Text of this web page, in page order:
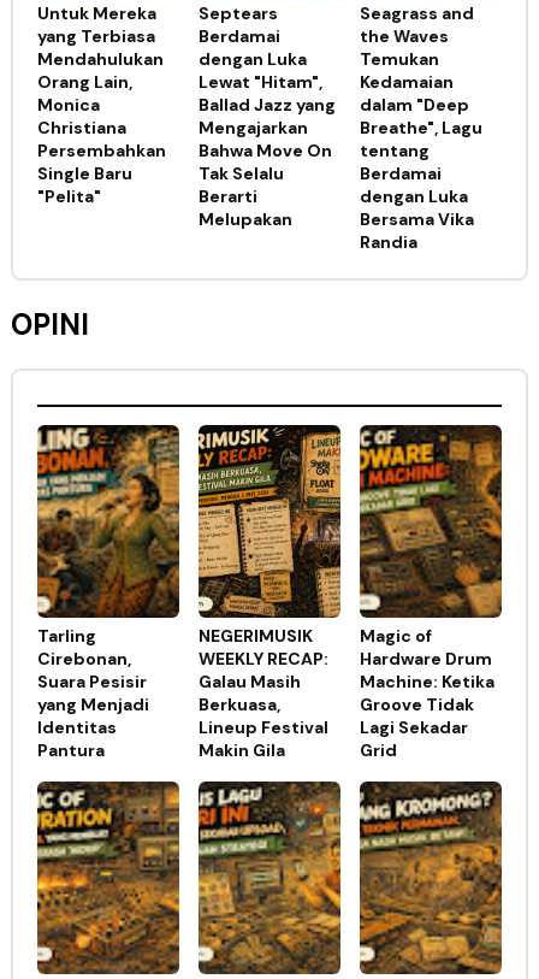
Untuk Mereka
yang Terbiasa
Mendahulukan
Orang Lain,
Monica
Christiana
Persembahkan
Single Baru
"Pelita"
Septears
Berdamai
dengan Luka
Lewat "Hitam",
Ballad Jazz yang
Mengajarkan
Bahwa Move On
Tak Selalu
Berarti
Melupakan
Seagrass and
the Waves
Temukan
Kedamaian
dalam "Deep
Breathe", Lagu
tentang
Berdamai
dengan Luka
Bersama Vika
Randia
OPINI
Tarling
Cirebonan,
Suara Pesisir
yang Menjadi
Identitas
Pantura
NEGERIMUSIK
WEEKLY RECAP:
Galau Masih
Berkuasa,
Lineup Festival
Makin Gila
Magic of
Hardware Drum
Machine: Ketika
Groove Tidak
Lagi Sekadar
Grid